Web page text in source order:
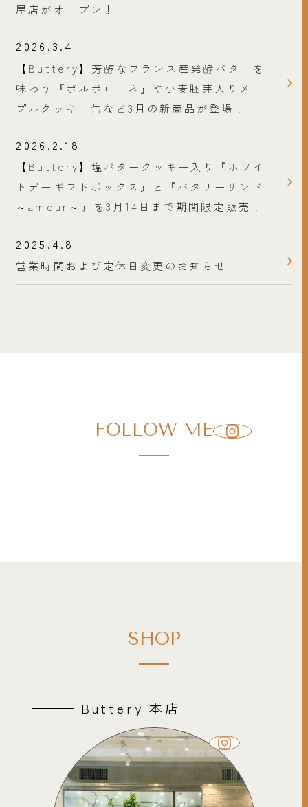
屋店がオープン！
2026.3.4
【Buttery】芳醇なフランス産発酵バターを
味わう『ポルボローネ』や小麦胚芽入りメー
プルクッキー缶など3月の新商品が登場！
2026.2.18
【Buttery】塩バタークッキー入り『ホワイ
トデーギフトボックス』と『バタリーサンド
～amour～』を3月14日まで期間限定販売！
2025.4.8
営業時間および定休日変更のお知らせ
FOLLOW ME
SHOP
Buttery 本店